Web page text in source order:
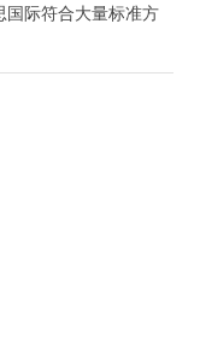
国际符合大量标准方